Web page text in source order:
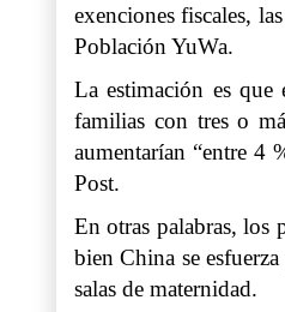
exenciones fiscales,
Población YuWa.
La estimación es
familias con tres o
aumentarían “entre
Post.
En otras palabras, los
bien China se
salas de maternidad.